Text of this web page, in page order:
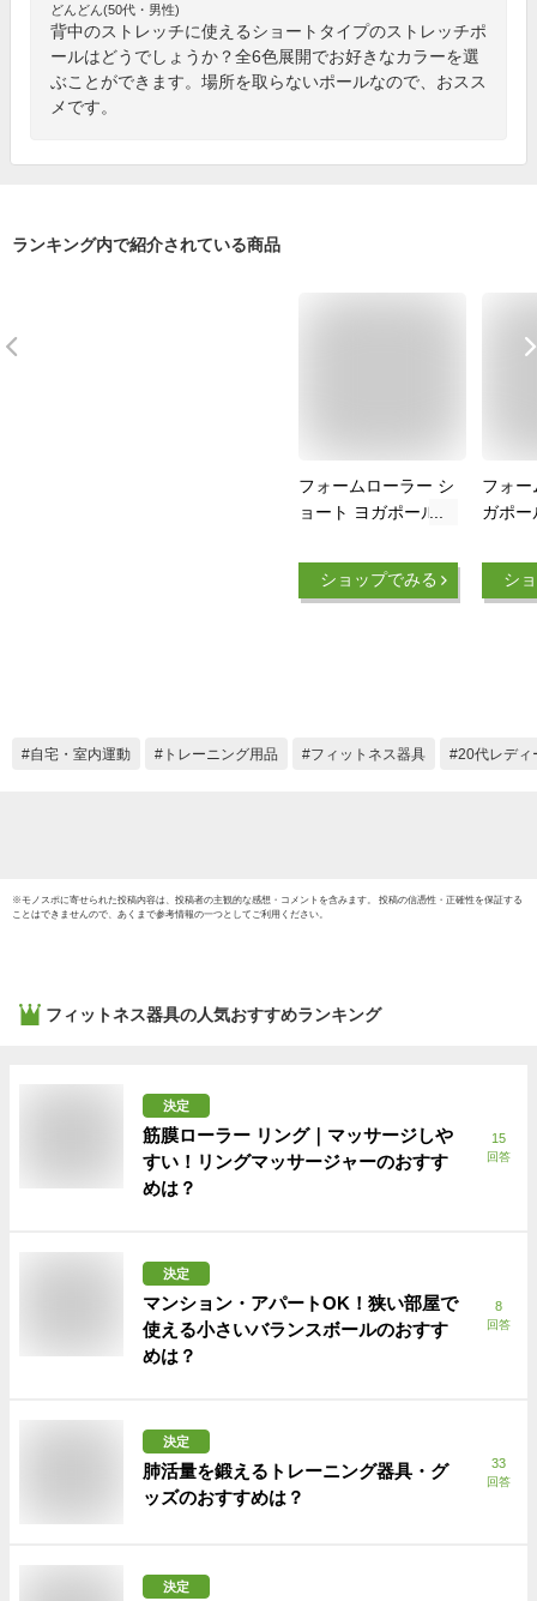
どんどん(50代・男性)
背中のストレッチに使えるショートタイプのストレッチポ
ールはどうでしょうか？全6色展開でお好きなカラーを選
ぶことができます。場所を取らないポールなので、おスス
メです。
ランキング内で紹介されている商品
フォームローラー シ
ョート ヨガポール
チローラー ポールエ
クササイズ マッサー
体幹 ダイエット ト
ショップでみる
フォー
ガポー
マッサ
ル シ
シ
自宅・室内運動 トレーニング用品 フィットネス器具 20代レディ
※モノスポに寄せられた投稿内容は、投稿者の主観的な感想・コメントを含みます。 投稿の信憑性・正確性を保証する
ことはできませんので、あくまで参考情報の一つとしてご利用ください。
フィットネス器具の人気おすすめランキング
決定
筋膜ローラー リング｜マッサージしや
すい！リングマッサージャーのおすす
めは？
15
回答
決定
マンション・アパートOK！狭い部屋で
使える小さいバランスボールのおすす
めは？
8
回答
決定
肺活量を鍛えるトレーニング器具・グ
ッズのおすすめは？
33
回答
決定